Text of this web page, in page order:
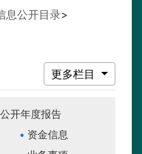
息公开目录>
更多栏目
开年度报告
资金信息